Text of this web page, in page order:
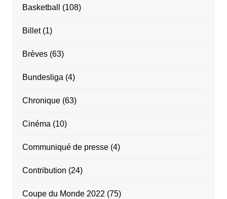
Basketball (108)
Billet(1)
Brèves(63)
Bundesliga (4)
Chronique(63)
Cinéma (10)
Communiqué de presse(4)
Contribution (24)
Coupe du Monde 2022 (75)